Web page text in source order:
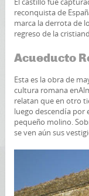
reconquista de
marca la derrota de
regreso de la
Acueducto
Esta es la obra de
cultura romana
relatan que en otro
luego descendía por
pequeño molino.
se ven aún sus